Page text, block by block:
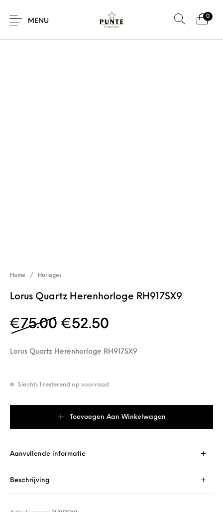
MENU
0
SALE!
Home / Horloges
Lorus Quartz Herenhorloge RH917SX9
€75.00 Oorspronkelijke prijs
€52.50
Lorus Quartz Herenhorloge RH917SX9
Slechts 1 resterend op voorraad
Toevoegen Aan Winkelwagen
Aanvullende informatie
Beschrijving